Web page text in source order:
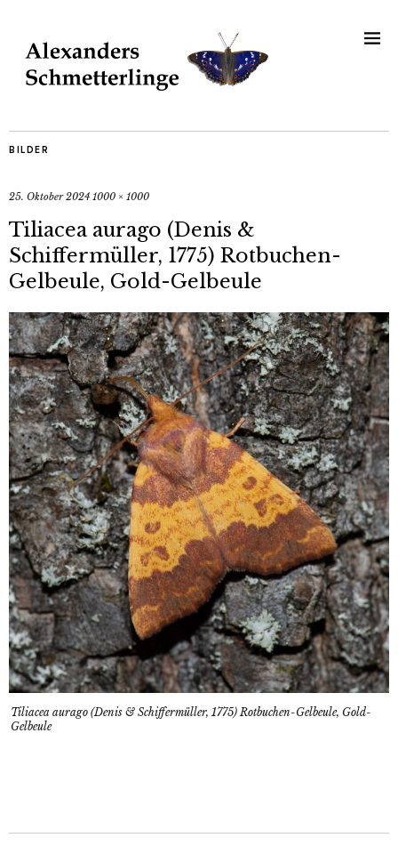
BILDER
25. Oktober 2024 1000 × 1000
Tiliacea aurago (Denis &
Schiffermüller, 1775) Rotbuchen-
Gelbeule, Gold-Gelbeule
Tiliacea aurago (Denis & Schiffermüller, 1775) Rotbuchen-Gelbeule, Gold-
Gelbeule